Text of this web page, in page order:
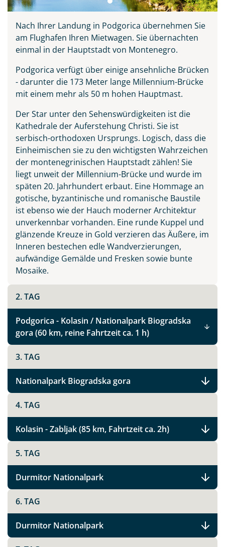
Nach Ihrer Landung in Podgorica übernehmen Sie
am Flughafen Ihren Mietwagen. Sie übernachten
einmal in der Hauptstadt von Montenegro.
Podgorica verfügt über einige ansehnliche Brücken
- darunter die 173 Meter lange Millennium-Brücke
mit einem mehr als 50 m hohen Hauptmast.
Der Star unter den Sehenswürdigkeiten ist die
Kathedrale der Auferstehung Christi. Sie ist
serbisch-orthodoxen Ursprungs. Logisch, dass die
Einheimischen sie zu den wichtigsten Wahrzeichen
der montenegrinischen Hauptstadt zählen! Sie
liegt unweit der Millennium-Brücke und wurde im
späten 20. Jahrhundert erbaut. Eine Hommage an
gotische, byzantinische und romanische Baustile
ist ebenso wie der Hauch moderner Architektur
unverkennbar vorhanden. Eine runde Kuppel und
glänzende Kreuze in Gold verzieren das Äußere, im
Inneren bestechen edle Wandverzierungen,
aufwändige Gemälde und Fresken sowie bunte
Mosaike.
2. TAG
Podgorica - Kolasin / Nationalpark Biogradska
gora (60 km, reine Fahrtzeit ca. 1 h)
3. TAG
Nationalpark Biogradska gora
4. TAG
Kolasin - Zabljak (85 km, Fahrtzeit ca. 2h)
5. TAG
Durmitor Nationalpark
6. TAG
Durmitor Nationalpark